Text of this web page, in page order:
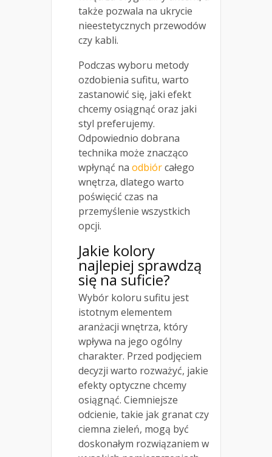
także pozwala na ukrycie
nieestetycznych przewodów
czy kabli.
Podczas wyboru metody
ozdobienia sufitu, warto
zastanowić się, jaki efekt
chcemy osiągnąć oraz jaki
styl preferujemy.
Odpowiednio dobrana
technika może znacząco
wpłynąć na odbiórcałego
wnętrza, dlatego warto
poświęcić czas na
przemyślenie wszystkich
opcji.
Jakie kolory
najlepiej sprawdzą
się na suficie?
Wybór koloru sufitu jest
istotnym elementem
aranżacji wnętrza, który
wpływa na jego ogólny
charakter. Przed podjęciem
decyzji warto rozważyć, jakie
efekty optyczne chcemy
osiągnąć. Ciemniejsze
odcienie, takie jak granat czy
ciemna zieleń, mogą być
doskonałym rozwiązaniem w